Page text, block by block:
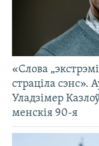
«Слова
страціла сэнс».
Уладзімер
менскія 90-я